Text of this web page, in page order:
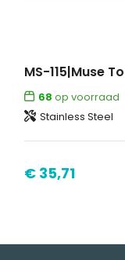
MS-115|Muse
68 op voorraad
Stainless Steel
€ 35,71